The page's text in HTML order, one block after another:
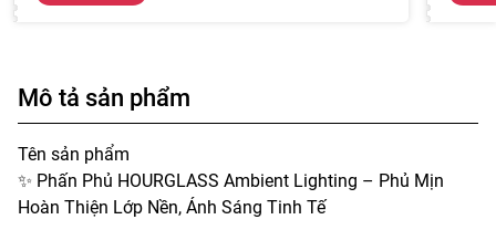
Mô tả sản phẩm
Tên sản phẩm
✨ Phấn Phủ HOURGLASS Ambient Lighting – Phủ Mịn
Hoàn Thiện Lớp Nền, Ánh Sáng Tinh Tế